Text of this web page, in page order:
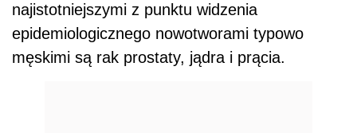
najistotniejszymi z punktu widzenia
epidemiologicznego nowotworami typowo
męskimi są rak prostaty, jądra i prącia.